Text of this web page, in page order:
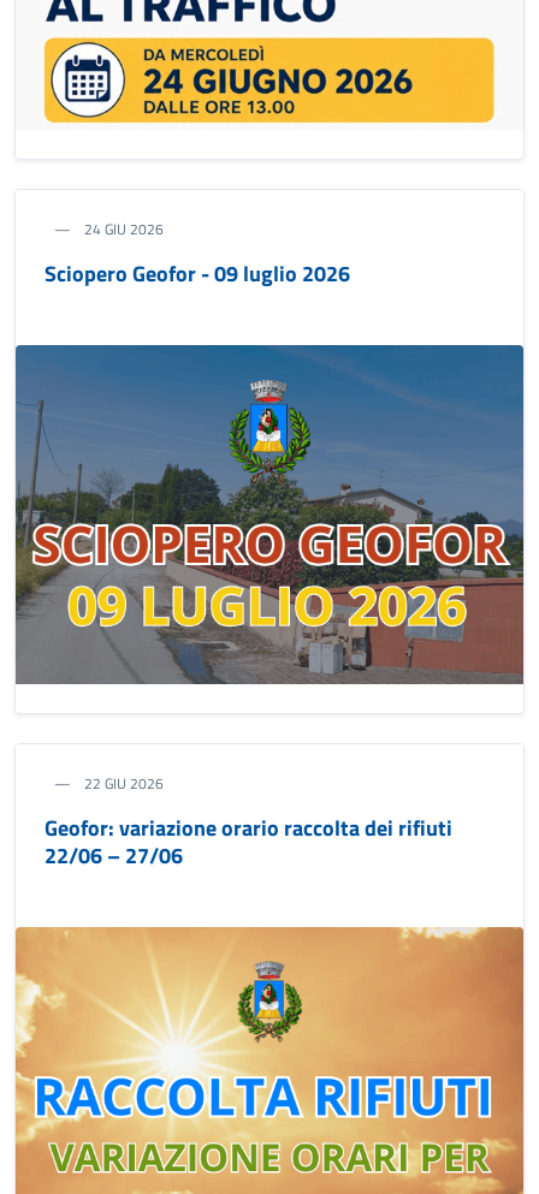
24 GIU 2026
Sciopero Geofor - 09 luglio 2026
22 GIU 2026
Geofor: variazione orario raccolta dei rifiuti
22/06 – 27/06